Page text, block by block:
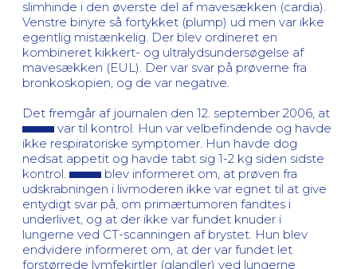
slimhinde i den øverste del af mavesækken (cardia).
Venstre binyre så fortykket (plump) ud men var ikke
egentlig mistænkelig. Der blev ordineret en
kombineret kikkert- og ultralydsundersøgelse af
mavesækken (EUL). Der var svar på prøverne fra
bronkoskopien, og de var negative.
Det fremgår af journalen den 12. september 2006, at
var til kontrol. Hun var velbefindende og havde
ikke respiratoriske symptomer. Hun havde dog
nedsat appetit og havde tabt sig 1-2 kg siden sidste
kontrol.
blev informeret om, at prøven fra
udskrabningen i livmoderen ikke var egnet til at give
entydigt svar på, om primærtumoren fandtes i
underlivet, og at der ikke var fundet knuder i
lungerne ved CT-scanningen af brystet. Hun blev
endvidere informeret om, at der var fundet let
forstørrede lymfekirtler (glandler) ved lungerne